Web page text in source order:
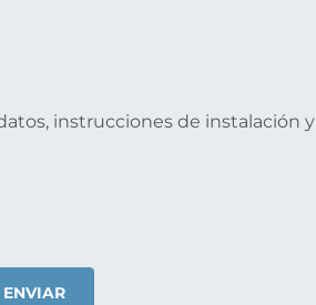
instrucciones de instalación y
ENVIAR